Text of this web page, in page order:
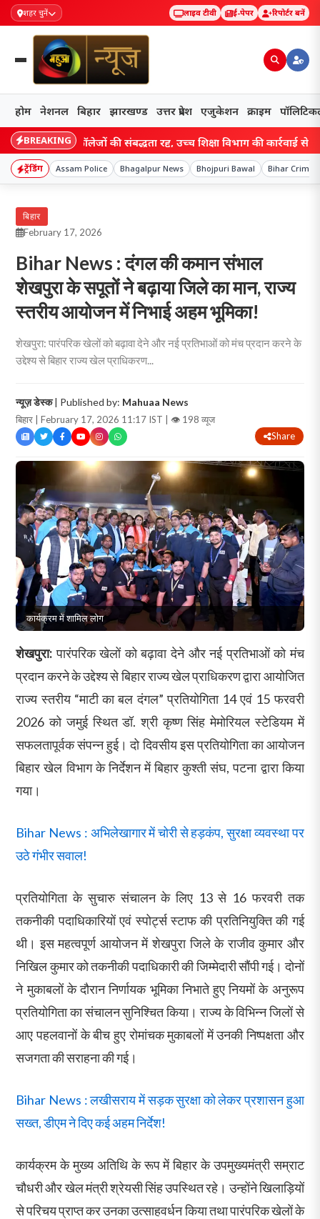
शहर चुनें लाइव टीवी ई-पेपर रिपोर्टर बनें
होम नेशनल बिहार झारखण्ड उत्तर प्रदेश एजुकेशन क्राइम
BREAKING
डिग्री कॉलेजों की संबद्धता रद्द, उच्च शिक्षा विभाग की कार्रवाई से मचा
ट्रेंडिंग Assam Police Bhagalpur News Bhojpuri Bawal Bihar Crime
बिहार
February 17, 2026
Bihar News : दंगल की कमान संभाल
शेखपुरा के सपूतों ने बढ़ाया जिले का मान, राज्य
स्तरीय आयोजन में निभाई अहम भूमिका!
शेखपुरा: पारंपरिक खेलों को बढ़ावा देने और नई प्रतिभाओं को मंच प्रदान करने के
उद्देश्य से बिहार राज्य खेल प्राधिकरण...
न्यूज़ डेस्क| Published by: Mahuaa News
बिहार | February 17, 2026 11:17 IST | 👁 198 व्यूज
Share
कार्यक्रम में शामिल लोग
शेखपुरा:पारंपरिक खेलों को बढ़ावा देने और नई प्रतिभाओं को मंच
प्रदान करने के उद्देश्य से बिहार राज्य खेल प्राधिकरण द्वारा आयोजित
राज्य स्तरीय “माटी का बल दंगल” प्रतियोगिता 14 एवं 15 फरवरी
2026 को जमुई स्थित डॉ. श्री कृष्ण सिंह मेमोरियल स्टेडियम में
सफलतापूर्वक संपन्न हुई। दो दिवसीय इस प्रतियोगिता का आयोजन
बिहार खेल विभाग के निर्देशन में बिहार कुश्ती संघ, पटना द्वारा किया
गया।
Bihar News : अभिलेखागार में चोरी से हड़कंप, सुरक्षा व्यवस्था पर
उठे गंभीर सवाल!
प्रतियोगिता के सुचारु संचालन के लिए 13 से 16 फरवरी तक
तकनीकी पदाधिकारियों एवं स्पोर्ट्स स्टाफ की प्रतिनियुक्ति की गई
थी। इस महत्वपूर्ण आयोजन में शेखपुरा जिले के राजीव कुमार और
निखिल कुमार को तकनीकी पदाधिकारी की जिम्मेदारी सौंपी गई। दोनों
ने मुकाबलों के दौरान निर्णायक भूमिका निभाते हुए नियमों के अनुरूप
प्रतियोगिता का संचालन सुनिश्चित किया। राज्य के विभिन्न जिलों से
आए पहलवानों के बीच हुए रोमांचक मुकाबलों में उनकी निष्पक्षता और
सजगता की सराहना की गई।
Bihar News : लखीसराय में सड़क सुरक्षा को लेकर प्रशासन हुआ
सख्त, डीएम ने दिए कई अहम निर्देश!
कार्यक्रम के मुख्य अतिथि के रूप में बिहार के उपमुख्यमंत्री सम्राट
चौधरी और खेल मंत्री श्रेयसी सिंह उपस्थित रहे। उन्होंने खिलाड़ियों
से परिचय प्राप्त कर उनका उत्साहवर्धन किया तथा पारंपरिक खेलों के